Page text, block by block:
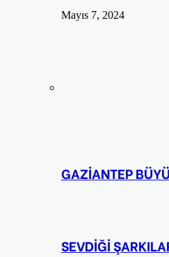
Mayıs 7, 2024
GAZİANTEP
SEVDİĞİ